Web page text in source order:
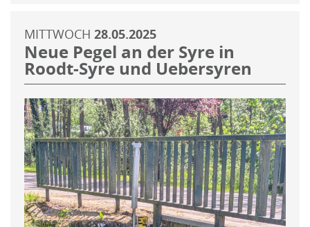
MITTWOCH 28.05.2025
Neue Pegel an der Syre in
Roodt-Syre und Uebersyren